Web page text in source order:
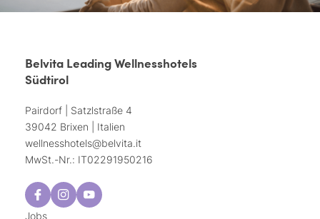
Belvita Leading Wellnesshotels
Südtirol
Pairdorf | Satzlstraße 4
39042 Brixen | Italien
wellnesshotels@belvita.it
MwSt.-Nr.: IT02291950216
Jobs